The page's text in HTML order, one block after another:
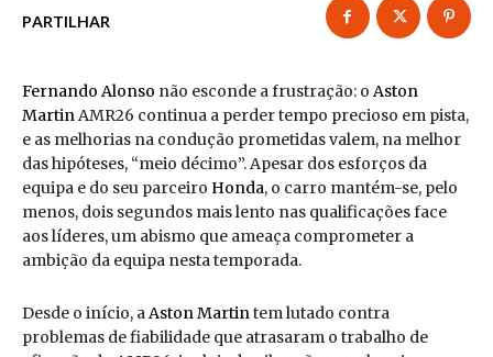
PARTILHAR
Fernando Alonso não esconde a frustração: o Aston
MartinAMR26 continua a perder tempo precioso em pista,
e as melhorias na condução prometidas valem, na melhor
das hipóteses, “meio décimo”. Apesar dos esforços da
equipa e do seu parceiro Honda, o carro mantém-se, pelo
menos, dois segundos mais lento nas qualificações face
aos líderes, um abismo que ameaça comprometer a
ambição da equipa nesta temporada.
Desde o início, aAston Martintem lutado contra
problemas de fiabilidade que atrasaram o trabalho de